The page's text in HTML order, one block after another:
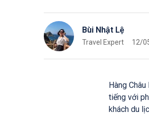
Bùi Nhật Lệ
Travel Expert 12/
Hàng
tiếng với
khách du